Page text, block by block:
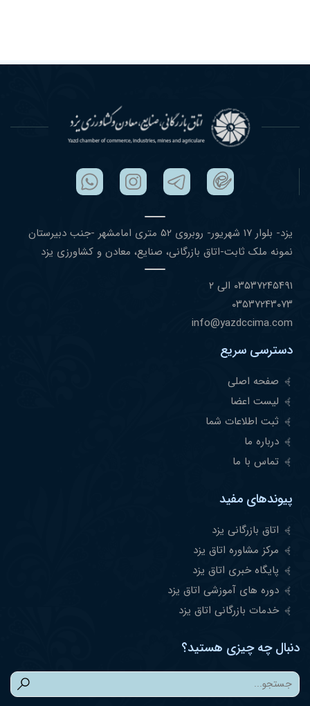
یزد- بلوار ١٧ شهریور- روبروی ۵٢ متری امامشهر -جنب دبیرستان
نمونه ملک ثابت-اتاق بازرگانی، صنایع، معادن و کشاورزی یزد
۰٣۵٣٧٢۴۵۴٩١ الی ۲
۰٣۵٣٧٢۴٣۰٧٣
info@yazdccima.com
دسترسی سریع
صفحه اصلی
لیست اعضا
ثبت اطلاعات شما
درباره ما
تماس با ما
پیوندهای مفید
اتاق بازرگانی یزد
مرکز مشاوره اتاق یزد
پایگاه خبری اتاق یزد
دوره های آموزشی اتاق یزد
خدمات بازرگانی اتاق یزد
دنبال چه چیزی هستید؟